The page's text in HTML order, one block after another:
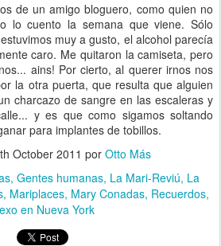
de un amigo bloguero, como quien no
lo cuento la semana que viene. Sólo
muy a gusto, el alcohol parecía
caro. Me quitaron la camiseta, pero
ains! Por cierto, al querer irnos nos
la otra puerta, que resulta que alguien
charcazo de sangre en las escaleras y
y es que como sigamos soltando
para implantes de tobillos.
October 2011 por Otto Más
Gentes humanas La Mari-Reviú La
Mariplaces Mary Conadas Recuerdos
en Nueva York